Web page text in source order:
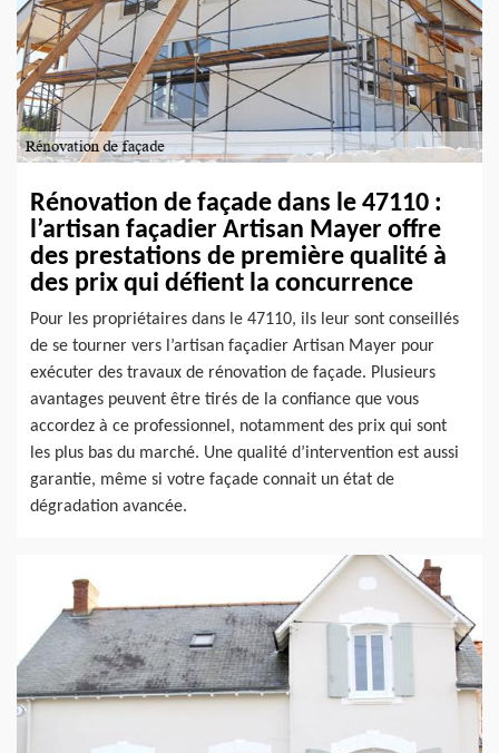
Rénovation de façade dans le 47110 :
l’artisan façadier Artisan Mayer offre
des prestations de première qualité à
des prix qui défient la concurrence
Pour les propriétaires dans le 47110, ils leur sont conseillés
de se tourner vers l’artisan façadier Artisan Mayer pour
exécuter des travaux de rénovation de façade. Plusieurs
avantages peuvent être tirés de la confiance que vous
accordez à ce professionnel, notamment des prix qui sont
les plus bas du marché. Une qualité d’intervention est aussi
garantie, même si votre façade connait un état de
dégradation avancée.